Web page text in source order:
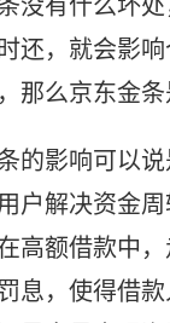
没有什么坏
还，就会影
那么京东金
的影响可以
户解决资金
高额借款中
息，使得借